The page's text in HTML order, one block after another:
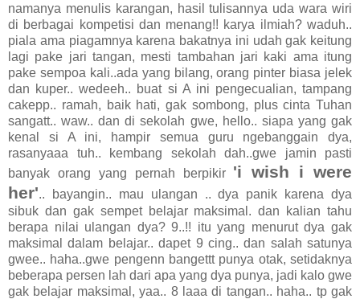
namanya menulis karangan, hasil tulisannya uda wara wiri
di berbagai kompetisi dan menang!! karya ilmiah? waduh..
piala ama piagamnya karena bakatnya ini udah gak keitung
lagi pake jari tangan, mesti tambahan jari kaki ama itung
pake sempoa kali..ada yang bilang, orang pinter biasa jelek
dan kuper.. wedeeh.. buat si A ini pengecualian, tampang
cakepp.. ramah, baik hati, gak sombong, plus cinta Tuhan
sangatt.. waw.. dan di sekolah gwe, hello.. siapa yang gak
kenal si A ini, hampir semua guru ngebanggain dya,
rasanyaaa tuh.. kembang sekolah dah..gwe jamin pasti
banyak orang yang pernah berpikir 'i wish i were
her'.. bayangin.. mau ulangan .. dya panik karena dya
sibuk dan gak sempet belajar maksimal. dan kalian tahu
berapa nilai ulangan dya? 9..!! itu yang menurut dya gak
maksimal dalam belajar.. dapet 9 cing.. dan salah satunya
gwee.. haha..gwe pengenn bangettt punya otak, setidaknya
beberapa persen lah dari apa yang dya punya, jadi kalo gwe
gak belajar maksimal, yaa.. 8 laaa di tangan.. haha.. tp gak